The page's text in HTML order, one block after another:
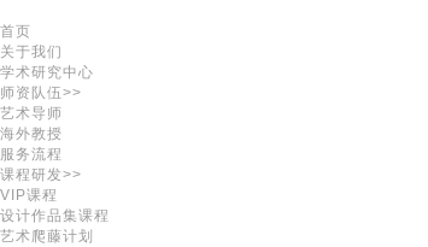
首页
关于我们
学术研究中心
师资队伍>>
艺术导师
海外教授
服务流程
课程研发>>
VIP课程
设计作品集课程
艺术爬藤计划